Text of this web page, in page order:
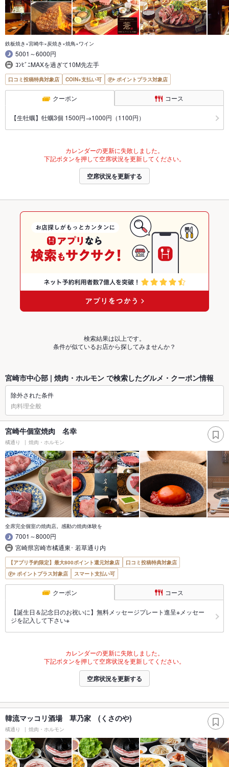
鉄板焼き×宮崎牛×炭焼き×焼鳥×ワイン
5001～6000円
ｺﾝﾋﾞﾆMAXを過ぎて10M先左手
口コミ投稿特典対象店 COIN+支払い可 ポイントプラス対象店
クーポン コース
【生牡蠣】牡蠣3個 1500円→1000円（1100円）
カレンダーの更新に失敗しました。
下記ボタンを押して空席状況を更新してください。
空席状況を更新する
検索結果は以上です。
条件が似ているお店から探してみませんか？
宮崎市中心部 | 焼肉・ホルモン で検索したグルメ・クーポン情報
除外された条件
肉料理全般
宮崎牛個室焼肉 名幸
橘通り 焼肉・ホルモン
全席完全個室の焼肉店。感動の焼肉体験を
7001～8000円
宮崎県宮崎市橘通東･ 若草通り内
【アプリ予約限定】最大800ポイント還元対象店
口コミ投稿特典対象店
ポイントプラス対象店
スマート支払い可
クーポン コース
【誕生日＆記念日のお祝いに】無料メッセージプレート進呈※メッセー
ジを記入して下さい※
カレンダーの更新に失敗しました。
下記ボタンを押して空席状況を更新してください。
空席状況を更新する
韓流マッコリ酒場 草乃家 (くさのや)
橘通り 焼肉・ホルモン